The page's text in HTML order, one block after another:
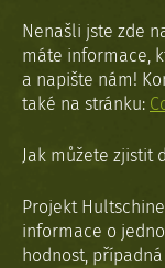
Nenašli jste zde
máte informace,
a napište nám!
také na stránku:
Jak můžete zjistit
Projekt
informace o
hodnost,